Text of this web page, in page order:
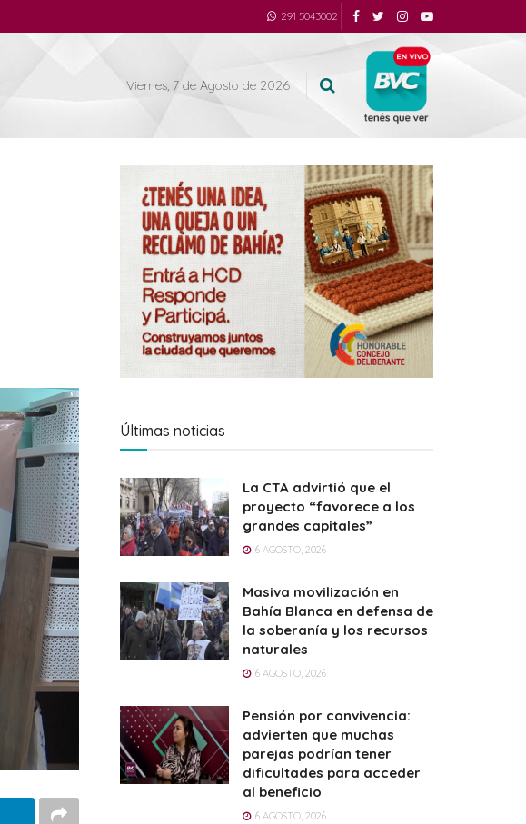
291 5043002
Viernes, 7 de Agosto de 2026
Últimas noticias
La CTA advirtió que el
proyecto “favorece a los
grandes capitales”
6 AGOSTO, 2026
Masiva movilización en
Bahía Blanca en defensa de
la soberanía y los recursos
naturales
6 AGOSTO, 2026
Pensión por convivencia:
advierten que muchas
parejas podrían tener
dificultades para acceder
al beneficio
6 AGOSTO, 2026